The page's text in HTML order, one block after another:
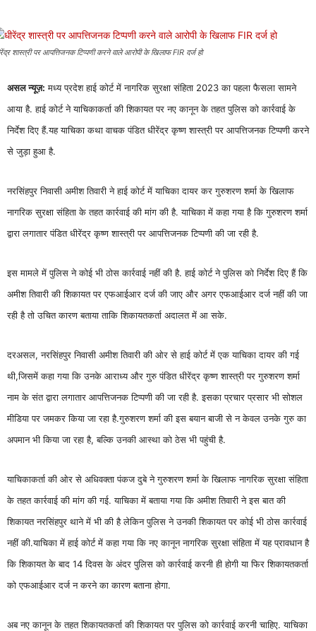
शास्त्री पर आपत्तिजनक टिप्पणी करने वाले आरोपी के खिलाफ FIR दर्ज हो
असल न्यूज़: मध्य प्रदेश हाई कोर्ट में नागरिक सुरक्षा संहिता 2023 का पहला फैसला सामने
आया है. हाई कोर्ट ने याचिकाकर्ता की शिकायत पर नए कानून के तहत पुलिस को कार्रवाई के
निर्देश दिए हैं.यह याचिका कथा वाचक पंडित धीरेंद्र कृष्ण शास्त्री पर आपत्तिजनक टिप्पणी करने
से जुड़ा हुआ है.
नरसिंहपुर निवासी अमीश तिवारी ने हाई कोर्ट में याचिका दायर कर गुरुशरण शर्मा के खिलाफ
नागरिक सुरक्षा संहिता के तहत कार्रवाई की मांग की है. याचिका में कहा गया है कि गुरुशरण शर्मा
द्वारा लगातार पंडित धीरेंद्र कृष्ण शास्त्री पर आपत्तिजनक टिप्पणी की जा रही है.
इस मामले में पुलिस ने कोई भी ठोस कार्रवाई नहीं की है. हाई कोर्ट ने पुलिस को निर्देश दिए हैं कि
अमीश तिवारी की शिकायत पर एफआईआर दर्ज की जाए और अगर एफआईआर दर्ज नहीं की जा
रही है तो उचित कारण बताया ताकि शिकायतकर्ता अदालत में आ सके.
दरअसल, नरसिंहपुर निवासी अमीश तिवारी की ओर से हाई कोर्ट में एक याचिका दायर की गई
थी,जिसमें कहा गया कि उनके आराध्य और गुरु पंडित धीरेंद्र कृष्ण शास्त्री पर गुरुशरण शर्मा
नाम के संत द्वारा लगातार आपत्तिजनक टिप्पणी की जा रही है. इसका प्रचार प्रसार भी सोशल
मीडिया पर जमकर किया जा रहा है.गुरुशरण शर्मा की इस बयान बाजी से न केवल उनके गुरु का
अपमान भी किया जा रहा है, बल्कि उनकी आस्था को ठेस भी पहुंची है.
याचिकाकर्ता की ओर से अधिवक्ता पंकज दुबे ने गुरुशरण शर्मा के खिलाफ नागरिक सुरक्षा संहिता
के तहत कार्रवाई की मांग की गई. याचिका में बताया गया कि अमीश तिवारी ने इस बात की
शिकायत नरसिंहपुर थाने में भी की है लेकिन पुलिस ने उनकी शिकायत पर कोई भी ठोस कार्रवाई
नहीं की.याचिका में हाई कोर्ट में कहा गया कि नए कानून नागरिक सुरक्षा संहिता में यह प्रावधान है
कि शिकायत के बाद 14 दिवस के अंदर पुलिस को कार्रवाई करनी ही होगी या फिर शिकायतकर्ता
को एफआईआर दर्ज न करने का कारण बताना होगा.
अब नए कानून के तहत शिकायतकर्ता की शिकायत पर पुलिस को कार्रवाई करनी चाहिए. याचिका